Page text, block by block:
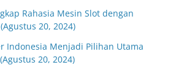
Rahasia Mesin Slot dengan
20, 2024)
Indonesia Menjadi Pilihan Utama
20, 2024)